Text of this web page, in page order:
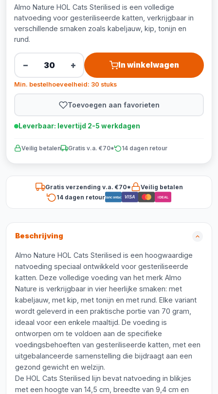
Almo Nature HOL Cats Sterilised is een volledige
natvoeding voor gesteriliseerde katten, verkrijgbaar in
verschillende smaken zoals kabeljauw, kip, tonijn en
rund.
− + In winkelwagen
Min. bestelhoeveelheid: 30 stuks
Toevoegen aan favorieten
Leverbaar: levertijd 2-5 werkdagen
Veilig betalen Gratis v.a. €70* 14 dagen retour
Gratis verzending v.a. €70*
Veilig betalen
14 dagen retourBancontact VISA iDEAL
Beschrijving
Almo Nature HOL Cats Sterilised is een hoogwaardige
natvoeding speciaal ontwikkeld voor gesteriliseerde
katten. Deze volledige voeding van het merk Almo
Nature is verkrijgbaar in vier heerlijke smaken: met
kabeljauw, met kip, met tonijn en met rund. Elke variant
wordt geleverd in een praktische portie van 70 gram,
ideaal voor een enkele maaltijd. De voeding is
ontworpen om te voldoen aan de specifieke
voedingsbehoeften van gesteriliseerde katten, met een
uitgebalanceerde samenstelling die bijdraagt aan een
gezond gewicht en welzijn.
De HOL Cats Sterilised lijn bevat natvoeding in blikjes
met een hoogte van 14,5 cm, breedte van 9,4 cm en